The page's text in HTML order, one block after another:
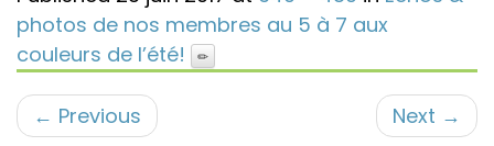
photos de nos membres au 5 à 7 aux
couleurs de l’été!
← Previous Next →